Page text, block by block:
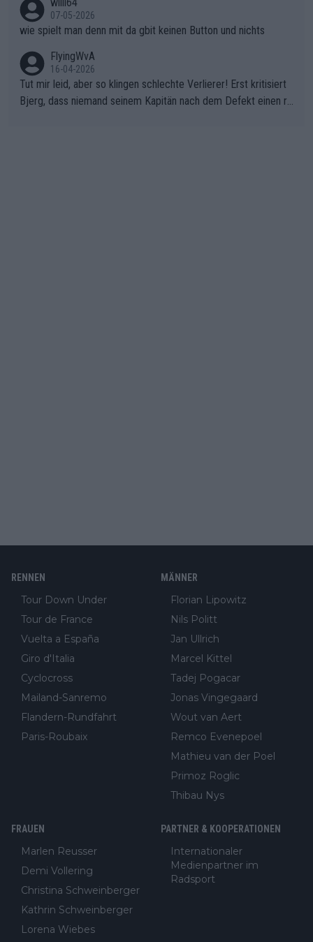
07-05-2026
wie spielt man denn mit da gbit keinen Button und nichts
FlyingWvA
16-04-2026
Tut mir leid, aber so klingen schlechte Verlierer! Erst kritisiert
Bjerg, dass niemand seinem Kapitän nach dem Defekt einen ro
RENNEN
Tour Down Under
Tour de France
Vuelta a España
Giro d'Italia
Cyclocross
Mailand-Sanremo
Flandern-Rundfahrt
Paris-Roubaix
MÄNNER
Florian Lipowitz
Nils Politt
Jan Ullrich
Marcel Kittel
Tadej Pogacar
Jonas Vingegaard
Wout van Aert
Remco Evenepoel
Mathieu van der Poel
Primoz Roglic
Thibau Nys
FRAUEN
Marlen Reusser
Demi Vollering
Christina Schweinberger
Kathrin Schweinberger
Lorena Wiebes
PARTNER & KOOPERATIONEN
Internationaler
Medienpartner im
Radsport